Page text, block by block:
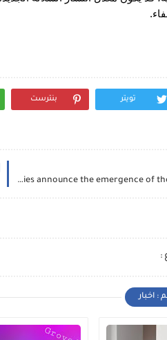
تويتر بنترست
Three Arab countries announce the emergence of the new Corona strain
:
: اخبار